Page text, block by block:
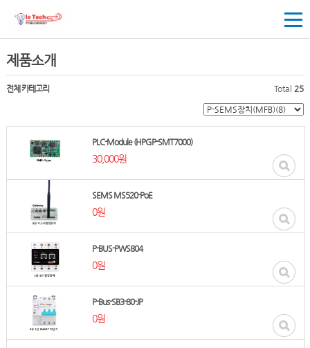
제품소개
전체 카테고리 Total 25
PLC-Module (HPGP-SMT7000)
30,000원
SEMS MS520-PoE
0원
P-BUS-PWS804
0원
P-Bus-SB3-80-JP
0원